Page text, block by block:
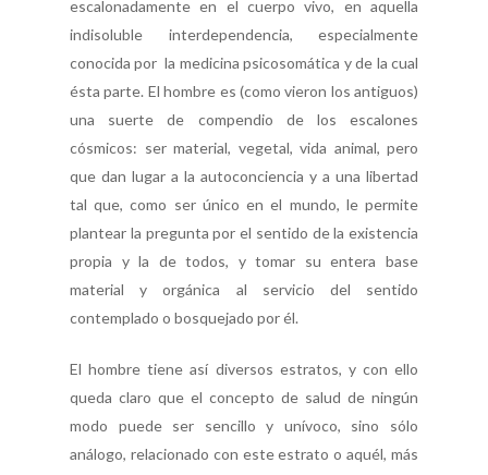
escalonadamente en el cuerpo vivo, en aquella
indisoluble interdependencia, especialmente
conocida por la medicina psicosomática y de la cual
ésta parte. El hombre es (como vieron los antiguos)
una suerte de compendio de los escalones
cósmicos: ser material, vegetal, vida animal, pero
que dan lugar a la autoconciencia y a una libertad
tal que, como ser único en el mundo, le permite
plantear la pregunta por el sentido de la existencia
propia y la de todos, y tomar su entera base
material y orgánica al servicio del sentido
contemplado o bosquejado por él.
El hombre tiene así diversos estratos, y con ello
queda claro que el concepto de salud de ningún
modo puede ser sencillo y unívoco, sino sólo
análogo, relacionado con este estrato o aquél, más